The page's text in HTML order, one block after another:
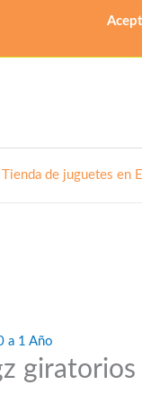
Tienda de juguetes en
a 1 Año
giratorios